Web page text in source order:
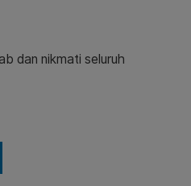
dan nikmati seluruh